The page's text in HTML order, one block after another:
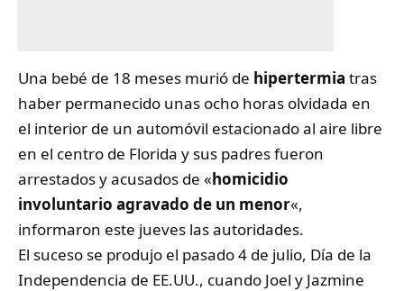
Una bebé de 18 meses murió de hipertermia tras
haber permanecido unas ocho horas olvidada en
el interior de un automóvil estacionado al aire libre
en el centro de Florida y sus padres fueron
arrestados y acusados de «homicidio
involuntario agravado de un menor«,
informaron este jueves las autoridades.
El suceso se produjo el pasado 4 de julio, Día de la
Independencia de EE.UU., cuando Joel y Jazmine